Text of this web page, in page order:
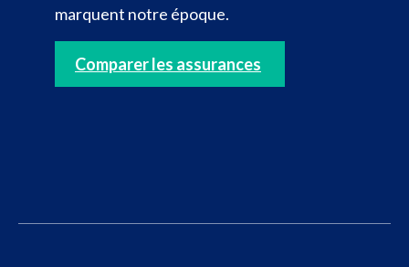
marquent notre époque.
Comparer les assurances